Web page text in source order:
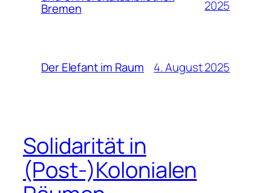
Bremen
2025
Der Elefant im Raum 4. August 2025
Solidarität in
(Post-)Kolonialen